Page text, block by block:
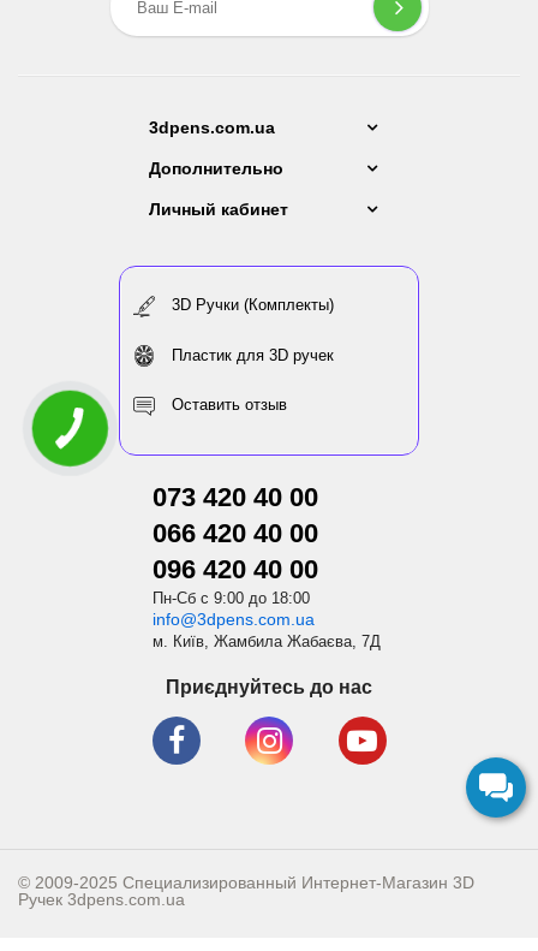
3dpens.com.ua
Дополнительно
Личный кабинет
3D Ручки (Комплекты)
Пластик для 3D ручек
Оставить отзыв
073 420 40 00
066 420 40 00
096 420 40 00
Пн-Сб с 9:00 до 18:00
info@3dpens.com.ua
м. Київ, Жамбила Жабаєва, 7Д
Приєднуйтесь до нас
© 2009-2025 Специализированный Интернет-Магазин 3D
Ручек 3dpens.com.ua